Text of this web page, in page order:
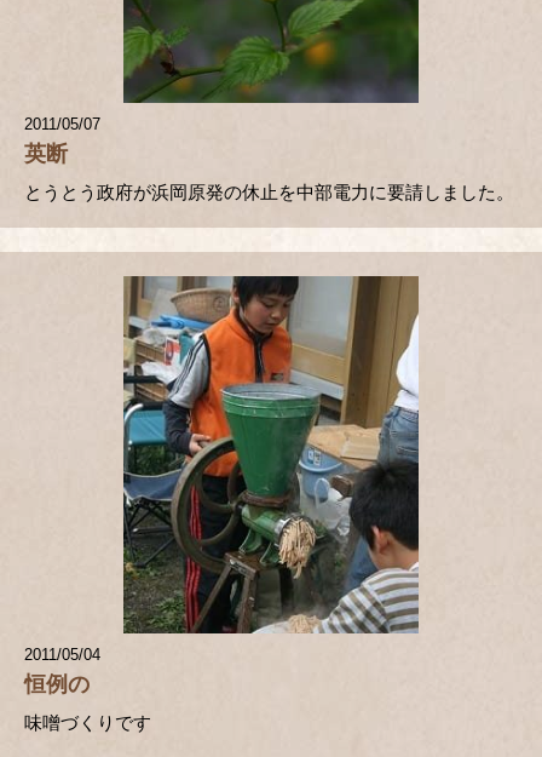
2011/05/07
英断
とうとう政府が浜岡原発の休止を中部電力に要請しました。
2011/05/04
恒例の
味噌づくりです